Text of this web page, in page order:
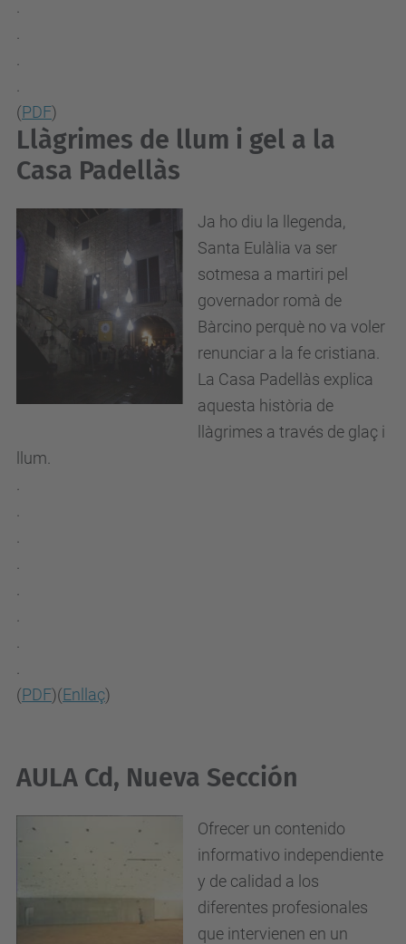
(PDF)
Llàgrimes de llum i gel a la
Casa Padellàs
Ja ho diu la llegenda,
Santa Eulàlia va ser
sotmesa a martiri pel
governador romà de
Bàrcino perquè no va voler
renunciar a la fe cristiana.
La Casa Padellàs explica
aquesta història de
llàgrimes a través de glaç i
llum.
(PDF)(Enllaç)
AULA Cd, Nueva Sección
Ofrecer un contenido
informativo independiente
y de calidad a los
diferentes profesionales
que intervienen en un